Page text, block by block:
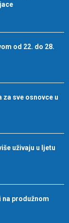
od 22. do 28.
za sve osnovce u
uživaju u ljetu
na produžnom